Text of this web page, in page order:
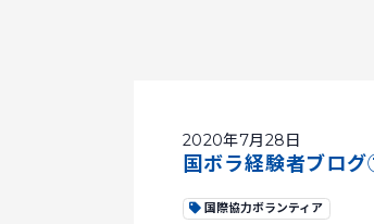
2020年7月28日
国ボラ経験者ブロ
国際協力ボランティア